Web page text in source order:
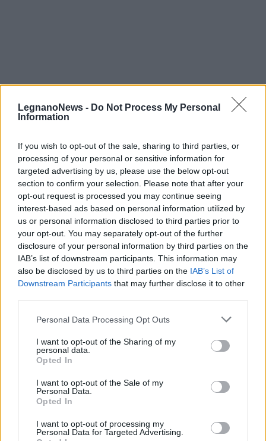
LegnanoNews - Do Not Process My Personal
Information
If you wish to opt-out of the sale, sharing to third parties, or
processing of your personal or sensitive information for
targeted advertising by us, please use the below opt-out
section to confirm your selection. Please note that after your
opt-out request is processed you may continue seeing
interest-based ads based on personal information utilized by
us or personal information disclosed to third parties prior to
your opt-out. You may separately opt-out of the further
disclosure of your personal information by third parties on the
IAB’s list of downstream participants. This information may
also be disclosed by us to third parties on the IAB’s List of
Downstream Participants that may further disclose it to other
Personal Data Processing Opt Outs
I want to opt-out of the Sharing of my
personal data.
Opted In
I want to opt-out of the Sale of my
Personal Data.
Opted In
I want to opt-out of processing my
Personal Data for Targeted Advertising.